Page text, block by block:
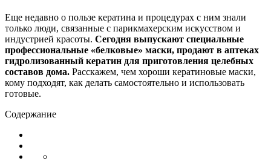
Еще недавно о пользе кератина и процедурах с ним знали
только люди, связанные с парикмахерским искусством и
индустрией красоты. Сегодня выпускают специальные
профессиональные «белковые» маски, продают в аптеках
гидролизованный кератин для приготовления целебных
составов дома. Расскажем, чем хороши кератиновые маски,
кому подходят, как делать самостоятельно и использовать
готовые.
Содержание